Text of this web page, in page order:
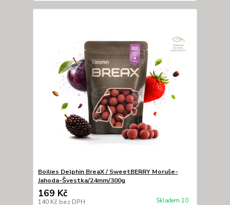
Boilies Delphin BreaX / SweetBERRY Moruše-
Jahoda-Švestka/24mm/300g
169 Kč
140 Kč bez DPH Skladem 10